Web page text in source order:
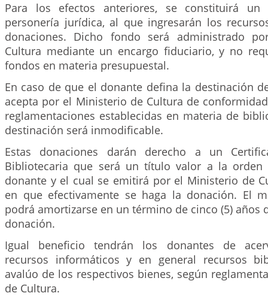
Para los efectos anteriores, se constituirá
personería jurídica, al que ingresarán los
donaciones. Dicho fondo será administrado
Cultura mediante un encargo fiduciario, y no
fondos en materia presupuestal.
En caso de que el donante defina la destinación
acepta por el Ministerio de Cultura de
reglamentaciones establecidas en materia de
destinación será inmodificable.
Estas donaciones darán derecho a un
Bibliotecaria que será un título valor a la
donante y el cual se emitirá por el Ministerio de
en que efectivamente se haga la donación. El
podrá amortizarse en un término de cinco (5) años
donación.
Igual beneficio tendrán los donantes de
recursos informáticos y en general recursos
avalúo de los respectivos bienes, según
de Cultura.